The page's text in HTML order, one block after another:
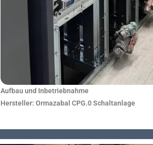
Aufbau und Inbetriebnahme
Hersteller: Ormazabal CPG.0 Schaltanlage